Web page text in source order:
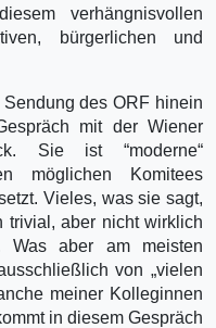
verhängnisvollen
bürgerlichen und
des ORF hinein
mit der Wiener
Sie ist “moderne“
möglichen Komitees
Vieles, was sie sagt,
trivial, aber nicht wirklich
Was aber am meisten
von „vielen
meiner Kolleginnen
in diesem Gespräch